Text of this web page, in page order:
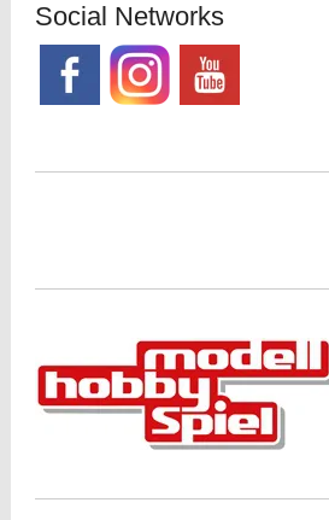
Social Networks